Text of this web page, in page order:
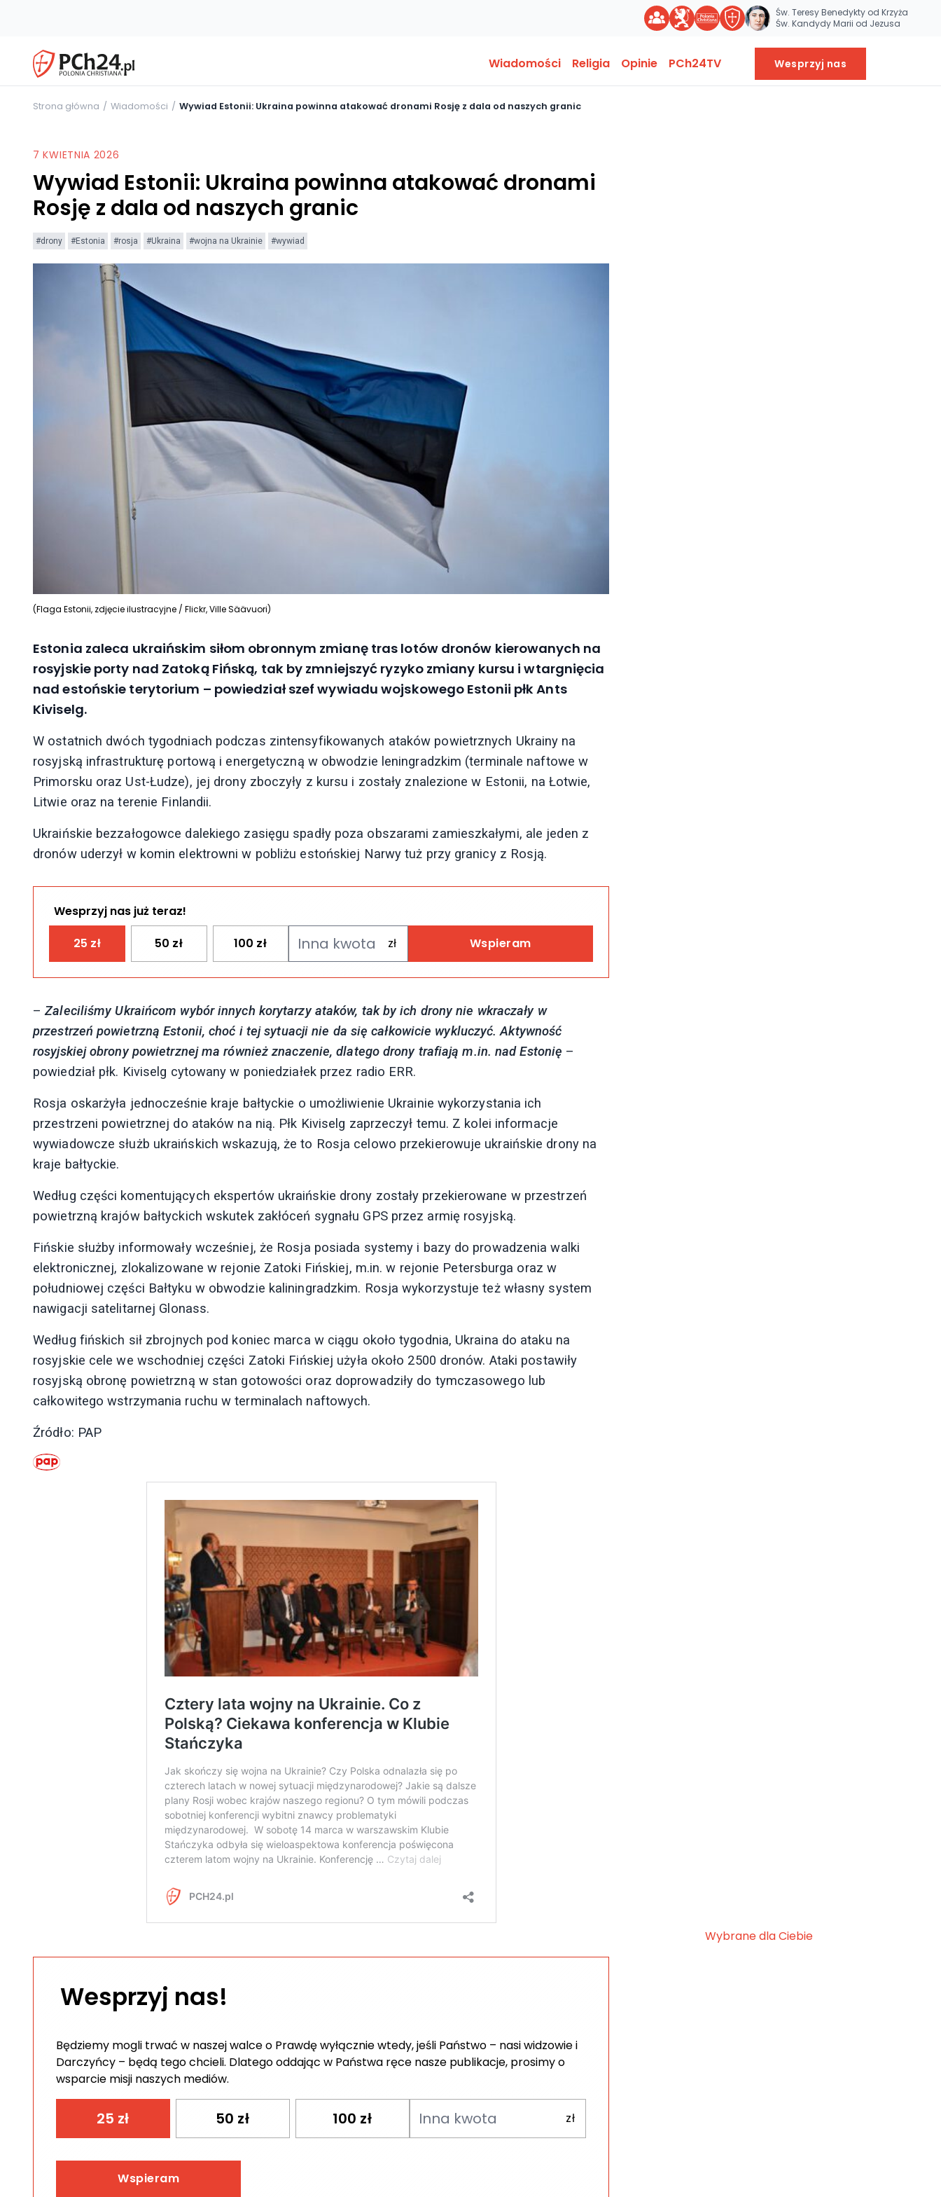
Św. Teresy Benedykty od Krzyża
Św. Kandydy Marii od Jezusa
Wiadomości Religia Opinie PCh24TV Wesprzyj nas
Strona główna Wiadomości Wywiad Estonii: Ukraina powinna atakować dronami Rosję z dala od naszych granic
7 KWIETNIA 2026
Wywiad Estonii: Ukraina powinna atakować dronami
Rosję z dala od naszych granic
#drony #Estonia #rosja #Ukraina #wojna na Ukrainie #wywiad
(Flaga Estonii, zdjęcie ilustracyjne / Flickr, Ville Säävuori)
Estonia zaleca ukraińskim siłom obronnym zmianę tras lotów dronów kierowanych na
rosyjskie porty nad Zatoką Fińską, tak by zmniejszyć ryzyko zmiany kursu i wtargnięcia
nad estońskie terytorium – powiedział szef wywiadu wojskowego Estonii płk Ants
Kiviselg.
W ostatnich dwóch tygodniach podczas zintensyfikowanych ataków powietrznych Ukrainy na
rosyjską infrastrukturę portową i energetyczną w obwodzie leningradzkim (terminale naftowe w
Primorsku oraz Ust-Łudze), jej drony zboczyły z kursu i zostały znalezione w Estonii, na Łotwie,
Litwie oraz na terenie Finlandii.
Ukraińskie bezzałogowce dalekiego zasięgu spadły poza obszarami zamieszkałymi, ale jeden z
dronów uderzył w komin elektrowni w pobliżu estońskiej Narwy tuż przy granicy z Rosją.
Wesprzyj nas już teraz!
25 zł 50 zł 100 zł Wspieram
– Zaleciliśmy Ukraińcom wybór innych korytarzy ataków, tak by ich drony nie wkraczały w
przestrzeń powietrzną Estonii, choć i tej sytuacji nie da się całkowicie wykluczyć. Aktywność
rosyjskiej obrony powietrznej ma również znaczenie, dlatego drony trafiają m.in. nad Estonię –
powiedział płk. Kiviselg cytowany w poniedziałek przez radio ERR.
Rosja oskarżyła jednocześnie kraje bałtyckie o umożliwienie Ukrainie wykorzystania ich
przestrzeni powietrznej do ataków na nią. Płk Kiviselg zaprzeczył temu. Z kolei informacje
wywiadowcze służb ukraińskich wskazują, że to Rosja celowo przekierowuje ukraińskie drony na
kraje bałtyckie.
Według części komentujących ekspertów ukraińskie drony zostały przekierowane w przestrzeń
powietrzną krajów bałtyckich wskutek zakłóceń sygnału GPS przez armię rosyjską.
Fińskie służby informowały wcześniej, że Rosja posiada systemy i bazy do prowadzenia walki
elektronicznej, zlokalizowane w rejonie Zatoki Fińskiej, m.in. w rejonie Petersburga oraz w
południowej części Bałtyku w obwodzie kaliningradzkim. Rosja wykorzystuje też własny system
nawigacji satelitarnej Glonass.
Według fińskich sił zbrojnych pod koniec marca w ciągu około tygodnia, Ukraina do ataku na
rosyjskie cele we wschodniej części Zatoki Fińskiej użyła około 2500 dronów. Ataki postawiły
rosyjską obronę powietrzną w stan gotowości oraz doprowadziły do tymczasowego lub
całkowitego wstrzymania ruchu w terminalach naftowych.
Źródło: PAP
Wesprzyj nas!
Będziemy mogli trwać w naszej walce o Prawdę wyłącznie wtedy, jeśli Państwo – nasi widzowie i
Darczyńcy – będą tego chcieli. Dlatego oddając w Państwa ręce nasze publikacje, prosimy o
wsparcie misji naszych mediów.
25 zł 50 zł 100 zł
Wspieram
Wybrane dla Ciebie